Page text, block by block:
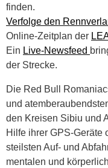
finden.
Verfolge den
Online-Zeitplan der
Ein Live-Newsfeed
der Strecke.
Die Red Bull
und
den Kreisen Sibiu und
Hilfe ihrer GPS-Geräte
steilsten Auf- und
mentalen und